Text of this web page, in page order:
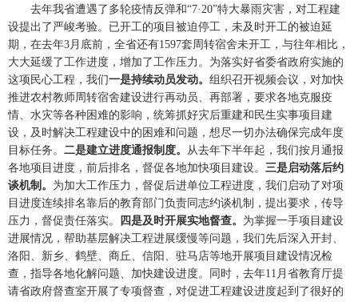
去年我省遭遇了多轮疫情反弹和“7·20”特大暴雨灾害，对工程建
设提出了严峻考验。已开工的项目被迫停工，未及时开工的被迫延
期，在去年3月底前，全省还有1597套周转宿舍未开工，与往年相比，
大大延缓了工作进度，增加了工作压力。为落实好省委省政府实施的
这项民心工程，我们一是持续动员发动。 组织召开视频会议，对加快
推进农村教师周转宿舍建设进行再动员、再部署，要求各地克服疫
情、水灾等各种困难的影响，统筹抓好灾后重建和民生实事项目建
设，及时解决工程建设中的困难和问题，想尽一切办法确保完成年度
目标任务。 二是建立进度通报制度。 从去年下半年起，我们按月通报
各地项目进度，前后排名，督促各地加快项目建设。 三是启动落后约
谈机制。 为加大工作压力，督促后进单位工程进度，我们启动了对项
目进度连续排名靠后的教育部门负责同志约谈机制，提出要求，传导
压力，督促责任落实。
四是及时开展实地督查。 为掌握一手项目建设
进展情况，帮助基层解决工程进展缓慢等问题，我们先后深入开封、
洛阳、新乡、鹤壁、商丘、信阳、驻马店等地开展项目建设情况检
查，指导各地化解问题、加快建设进度。同时，去年11月省教育厅提
请省政府督查室开展了专项督查，对促进工程建设进度起到了很好的